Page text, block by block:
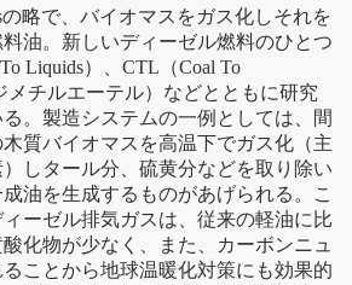
略で、 バイオマス をガス化しそれを
油。新しいディーゼル燃料のひとつ
Liquids）、CTL（Coal To
メチルエーテル）などとともに研究
。製造システムの一例としては、
間
木質バイオマス を高温下でガス化（主
）しタール分、硫黄分などを取り除い
油を生成するものがあげられる。こ
ーゼル排気ガスは、従来の軽油に比
化物が少なく、また、
カーボンニュ
ことから地球温暖化対策にも効果的